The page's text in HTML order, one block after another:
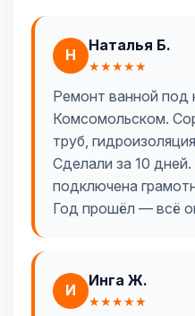
Н
Наталья Б.
★★★★★
Ремонт ванной под
Комсомольском.
труб,
Сделали за 10
подключена
Год прошёл — всё
И
Инга Ж.
★★★★★